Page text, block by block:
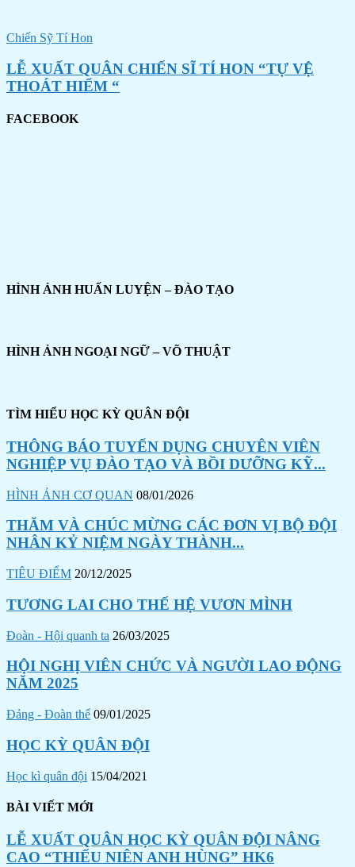
Chiến Sỹ Tí Hon
LỄ XUẤT QUÂN CHIẾN SĨ TÍ HON “TỰ VỆ
THOÁT HIỂM “
FACEBOOK
HÌNH ẢNH HUẤN LUYỆN – ĐÀO TẠO
HÌNH ẢNH NGOẠI NGỮ – VÕ THUẬT
TÌM HIỂU HỌC KỲ QUÂN ĐỘI
THÔNG BÁO TUYỂN DỤNG CHUYÊN VIÊN
NGHIỆP VỤ ĐÀO TẠO VÀ BỒI DƯỠNG KỸ...
HÌNH ẢNH CƠ QUAN 08/01/2026
THĂM VÀ CHÚC MỪNG CÁC ĐƠN VỊ BỘ ĐỘI
NHÂN KỶ NIỆM NGÀY THÀNH...
TIÊU ĐIỂM 20/12/2025
TƯƠNG LAI CHO THẾ HỆ VƯƠN MÌNH
Đoàn - Hội quanh ta 26/03/2025
HỘI NGHỊ VIÊN CHỨC VÀ NGƯỜI LAO ĐỘNG
NĂM 2025
Đảng - Đoàn thể 09/01/2025
HỌC KỲ QUÂN ĐỘI
Học kì quân đội 15/04/2021
BÀI VIẾT MỚI
LỄ XUẤT QUÂN HỌC KỲ QUÂN ĐỘI NÂNG
CAO “THIẾU NIÊN ANH HÙNG” HK6